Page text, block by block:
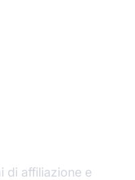
di affiliazione e